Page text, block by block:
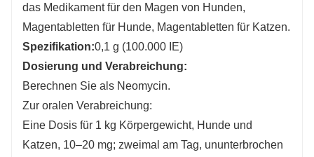
das Medikament für den Magen von Hunden,
Magentabletten für Hunde, Magentabletten für Katzen.
Spezifikation:0,1 g (100.000 IE)
Dosierung und Verabreichung:
Berechnen Sie als Neomycin.
Zur oralen Verabreichung:
Eine Dosis für 1 kg Körpergewicht, Hunde und
Katzen, 10–20 mg; zweimal am Tag, ununterbrochen